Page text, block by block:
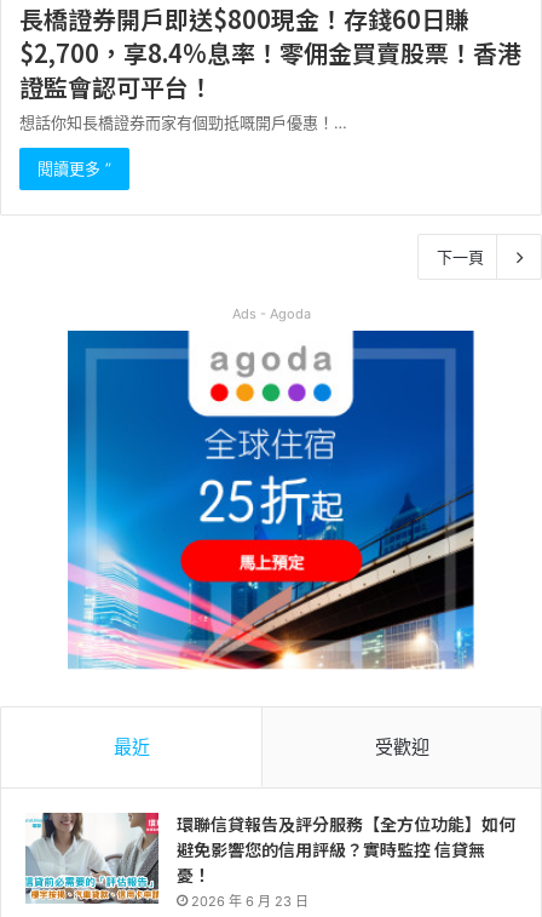
長橋證券開戶即送$800現金！存錢60日賺
$2,700，享8.4%息率！零佣金買賣股票！香港
證監會認可平台！
想話你知長橋證券而家有個勁抵嘅開戶優惠！…
閱讀更多 ”
下一頁
Ads - Agoda
最近 受歡迎
環聯信貸報告及評分服務【全方位功能】如何
避免影響您的信用評級？實時監控 信貸無
憂！
2026 年 6 月 23 日